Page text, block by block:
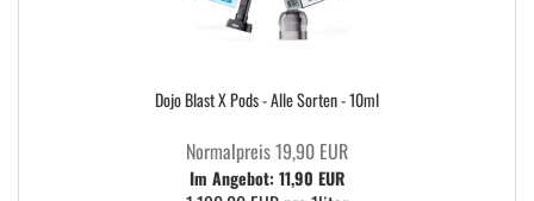
Dojo Blast X Pods - Alle Sorten - 10ml
Normalpreis 19,90 EUR
Im Angebot: 11,90 EUR